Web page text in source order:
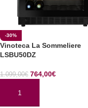
-30%
Vinoteca La Sommeliere
LSBU50DZ
1.099,00€ 764,00€
AÑADIR AL CARRITO